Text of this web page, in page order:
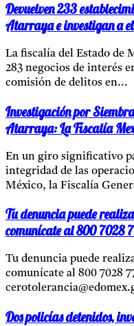
Devuelven 233
Atarraya e investigan a
La fiscalía del Estado de
283 negocios de interés
comisión de delitos en...
Investigación por
Atarraya: La Fiscalía
En un giro significativo
integridad de las
México, la Fiscalía
Tu denuncia puede
comunícate al 800 7028
Tu denuncia puede
comunícate al 800 7028
Dos policías detenidos,